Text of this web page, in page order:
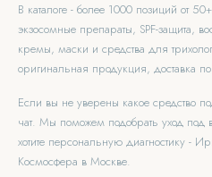
В каталоге - более 1000 позиций от
экзосомные препараты, SPF-защита,
кремы, маски и средства для
оригинальная продукция, доставка
Если вы не уверены какое средство
чат. Мы поможем подобрать уход
хотите персональную диагностику -
Космосфера в Москве.